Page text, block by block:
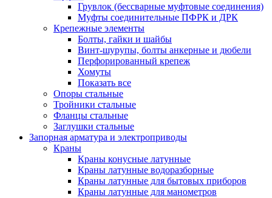
Грувлок (бессварные муфтовые соединения)
Муфты соединительные ПФРК и ДРК
Крепежные элементы
Болты, гайки и шайбы
Винт-шурупы, болты анкерные и дюбели
Перфорированный крепеж
Хомуты
Показать все
Опоры стальные
Тройники стальные
Фланцы стальные
Заглушки стальные
Запорная арматура и электроприводы
Краны
Краны конусные латунные
Краны латунные водоразборные
Краны латунные для бытовых приборов
Краны латунные для манометров